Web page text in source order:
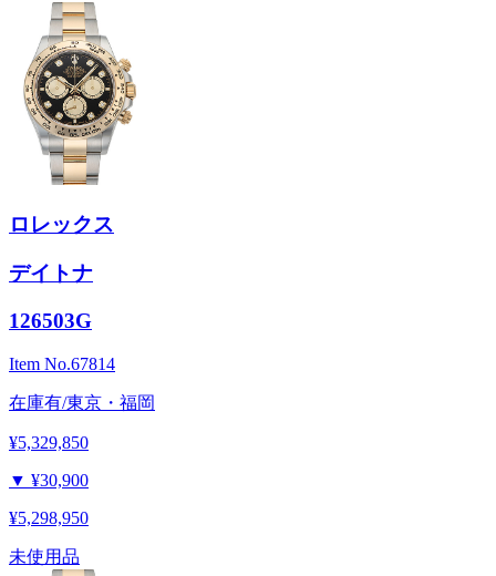
ロレックス
デイトナ
126503G
Item No.67814
在庫有/東京・福岡
¥5,329,850
▼ ¥30,900
¥5,298,950
未使用品